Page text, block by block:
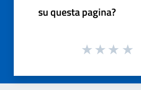
su questa pagina?